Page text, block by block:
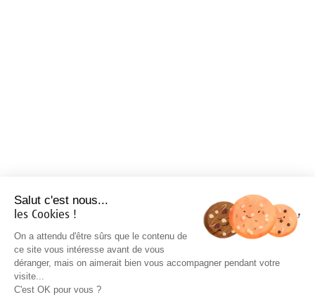
Salut c'est nous...
les Cookies !
On a attendu d'être sûrs que le contenu de
ce site vous intéresse avant de vous
déranger, mais on aimerait bien vous accompagner pendant votre
visite...
C'est OK pour vous ?